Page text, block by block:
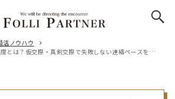
活ノウハウ
【婚活辞典】婚活中のLINE頻度とは？仮交際・真剣交際で失敗しない連絡ペースを婚活カウンセラーが徹底解説